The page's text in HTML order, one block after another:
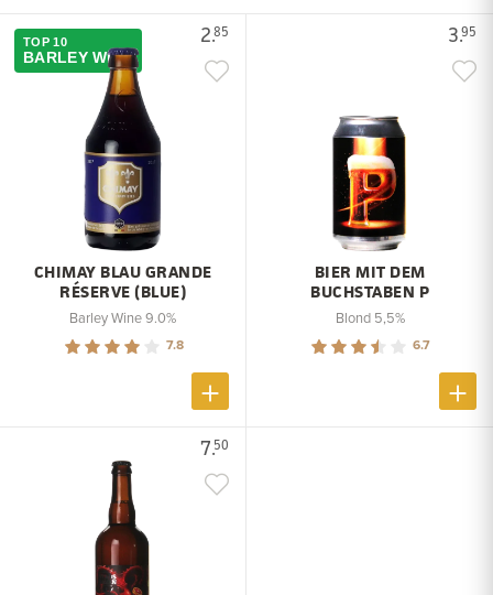
2.85
TOP 10
BARLEY WINE
CHIMAY BLAU GRANDE
RÉSERVE (BLUE)
Barley Wine 9.0%
7.8
3.95
BIER MIT DEM
BUCHSTABEN P
Blond 5,5%
6.7
7.50